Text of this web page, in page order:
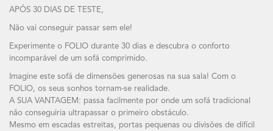
APÓS 30 DIAS DE TESTE,
Não vai conseguir passar sem ele!
Experimente o FOLIO durante 30 dias e descubra o conforto
incomparável de um sofá comprimido.
Imagine este sofá de dimensões generosas na sua sala! Com o
FOLIO, os seus sonhos tornam-se realidade.
A SUA VANTAGEM: passa facilmente por onde um sofá tradicional
não conseguiria ultrapassar o primeiro obstáculo.
Mesmo em escadas estreitas, portas pequenas ou divisões de difícil